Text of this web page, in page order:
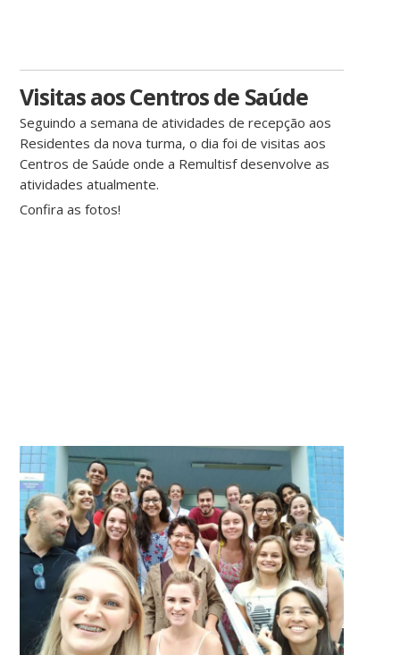
Visitas aos Centros de Saúde
Seguindo a semana de atividades de recepção aos
Residentes da nova turma, o dia foi de visitas aos
Centros de Saúde onde a Remultisf desenvolve as
atividades atualmente.
Confira as fotos!